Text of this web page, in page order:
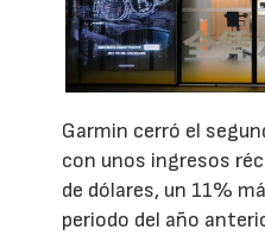
Garmin cerró el
con unos ingresos
de dólares, un 11%
periodo del año